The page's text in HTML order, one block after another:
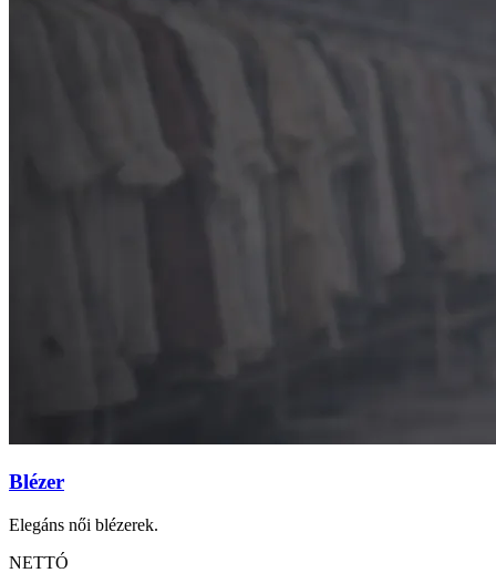
Blézer
Elegáns női blézerek.
NETTÓ